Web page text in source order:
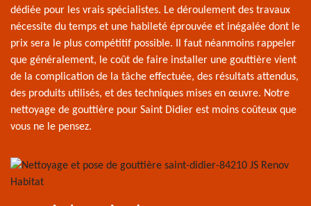
dédiée pour les vrais spécialistes. Le déroulement des travaux
nécessite du temps et une habileté éprouvée et inégalée dont le
prix sera le plus compétitif possible. Il faut néanmoins rappeler
que généralement, le coût de faire installer une gouttière vient
de la complication de la tâche effectuée, des résultats attendus,
des produits utilisés, et des techniques mises en œuvre. Notre
nettoyage de gouttière pour Saint Didier est moins coûteux que
vous ne le pensez.